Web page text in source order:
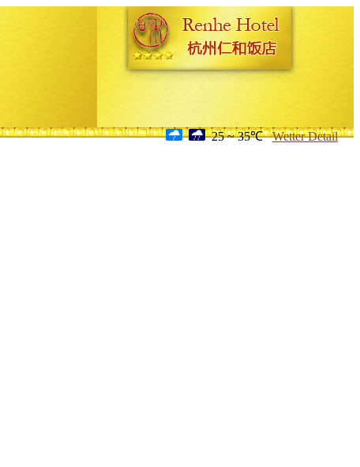
25 ~ 35℃ Wetter Detail